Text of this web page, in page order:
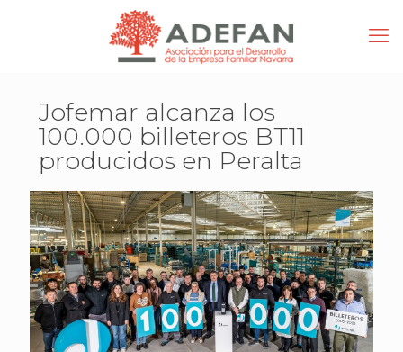
Jofemar alcanza los
100.000 billeteros BT11
producidos en Peralta